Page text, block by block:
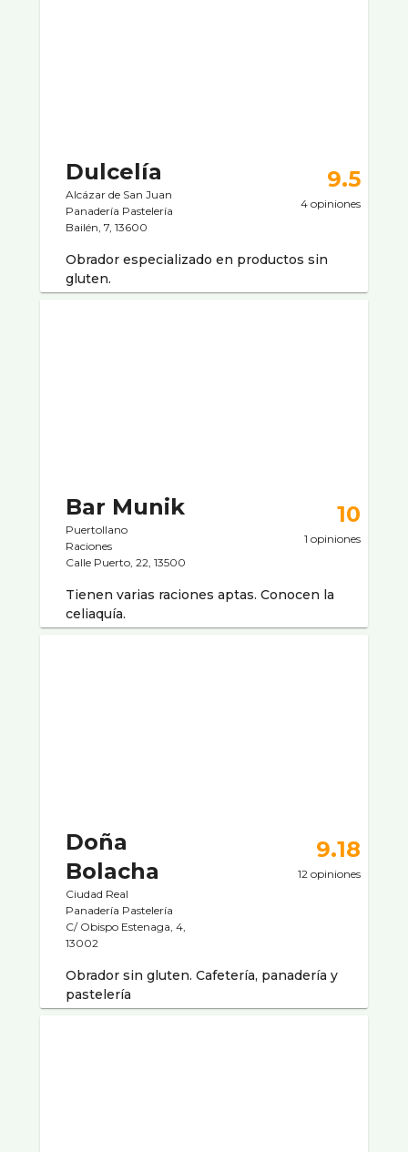
Dulcelí­a
Alcázar de San Juan
Panaderí­a Pastelerí­a
Bailén, 7, 13600
9.5
4 opiniones
Obrador especializado en productos sin
gluten.
Bar Munik
Puertollano
Raciones
Calle Puerto, 22, 13500
10
1 opiniones
Tienen varias raciones aptas. Conocen la
celiaquí­a.
Doña
Bolacha
Ciudad Real
Panaderí­a Pastelerí­a
C/ Obispo Estenaga, 4,
13002
9.18
12 opiniones
Obrador sin gluten. Cafetería, panadería y
pastelería